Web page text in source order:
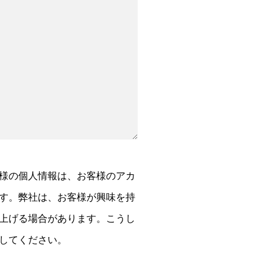
の個人情報は、お客様のアカ
。弊社は、お客様が興味を持
げる場合があります。こうし
てください。